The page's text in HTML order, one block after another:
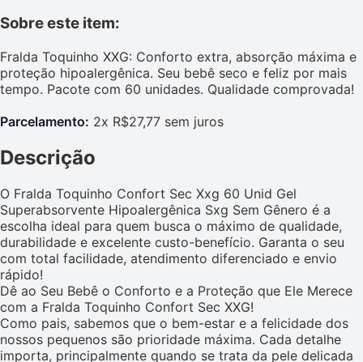
Sobre este item:
Fralda Toquinho XXG: Conforto extra, absorção máxima e
proteção hipoalergênica. Seu bebê seco e feliz por mais
tempo. Pacote com 60 unidades. Qualidade comprovada!
Parcelamento: 2x R$27,77 sem juros
Descrição
O Fralda Toquinho Confort Sec Xxg 60 Unid Gel
Superabsorvente Hipoalergênica Sxg Sem Gênero é a
escolha ideal para quem busca o máximo de qualidade,
durabilidade e excelente custo-benefício. Garanta o seu
com total facilidade, atendimento diferenciado e envio
rápido!
Dê ao Seu Bebê o Conforto e a Proteção que Ele Merece
com a Fralda Toquinho Confort Sec XXG!
Como pais, sabemos que o bem-estar e a felicidade dos
nossos pequenos são prioridade máxima. Cada detalhe
importa, principalmente quando se trata da pele delicada